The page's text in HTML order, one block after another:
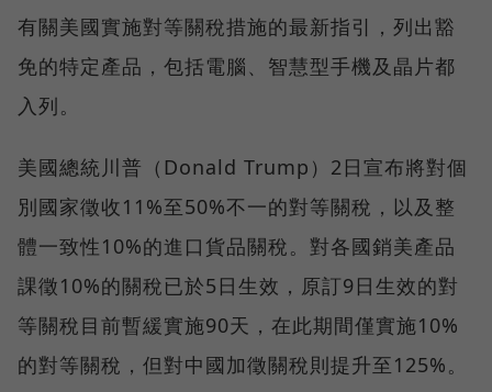
有關美國實施對等關稅措施的最新指引，列出豁
免的特定產品，包括電腦、智慧型手機及晶片都
入列。
美國總統川普（Donald Trump）2日宣布將對個
別國家徵收11%至50%不一的對等關稅，以及整
體一致性10%的進口貨品關稅。對各國銷美產品
課徵10%的關稅已於5日生效，原訂9日生效的對
等關稅目前暫緩實施90天，在此期間僅實施10%
的對等關稅，但對中國加徵關稅則提升至125%。